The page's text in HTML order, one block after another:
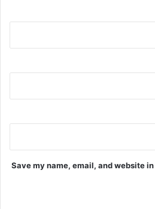
Save my name, email, and website